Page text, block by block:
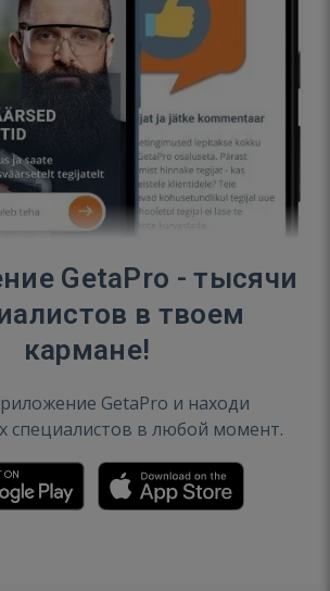
GetaPro - тысячи
в твоем
кармане!
GetaPro и находи
специалистов в любой момент.